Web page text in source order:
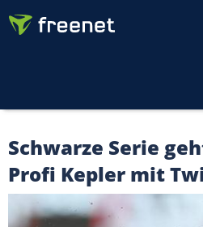
Schwarze Serie
Profi Kepler mit